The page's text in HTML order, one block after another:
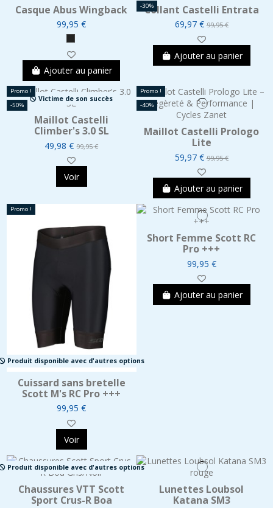
Casque Abus Wingback
99,95 €
Ajouter au panier
-30%
Collant Castelli Entrata
69,97 €99,95 €
Ajouter au panier
Promo !
-50%
Victime de son succès
Maillot Castelli
Climber's 3.0 SL
49,98 €99,95 €
Voir
Promo !
-40%
Maillot Castelli Prologo
Lite
59,97 €99,95 €
Ajouter au panier
Promo !
Produit disponible avec d'autres options
Cuissard sans bretelle
Scott M's RC Pro +++
99,95 €
Voir
Short Femme Scott RC
Pro +++
99,95 €
Ajouter au panier
Produit disponible avec d'autres options
Chaussures VTT Scott
Sport Crus-R Boa
Lunettes Loubsol
Katana SM3